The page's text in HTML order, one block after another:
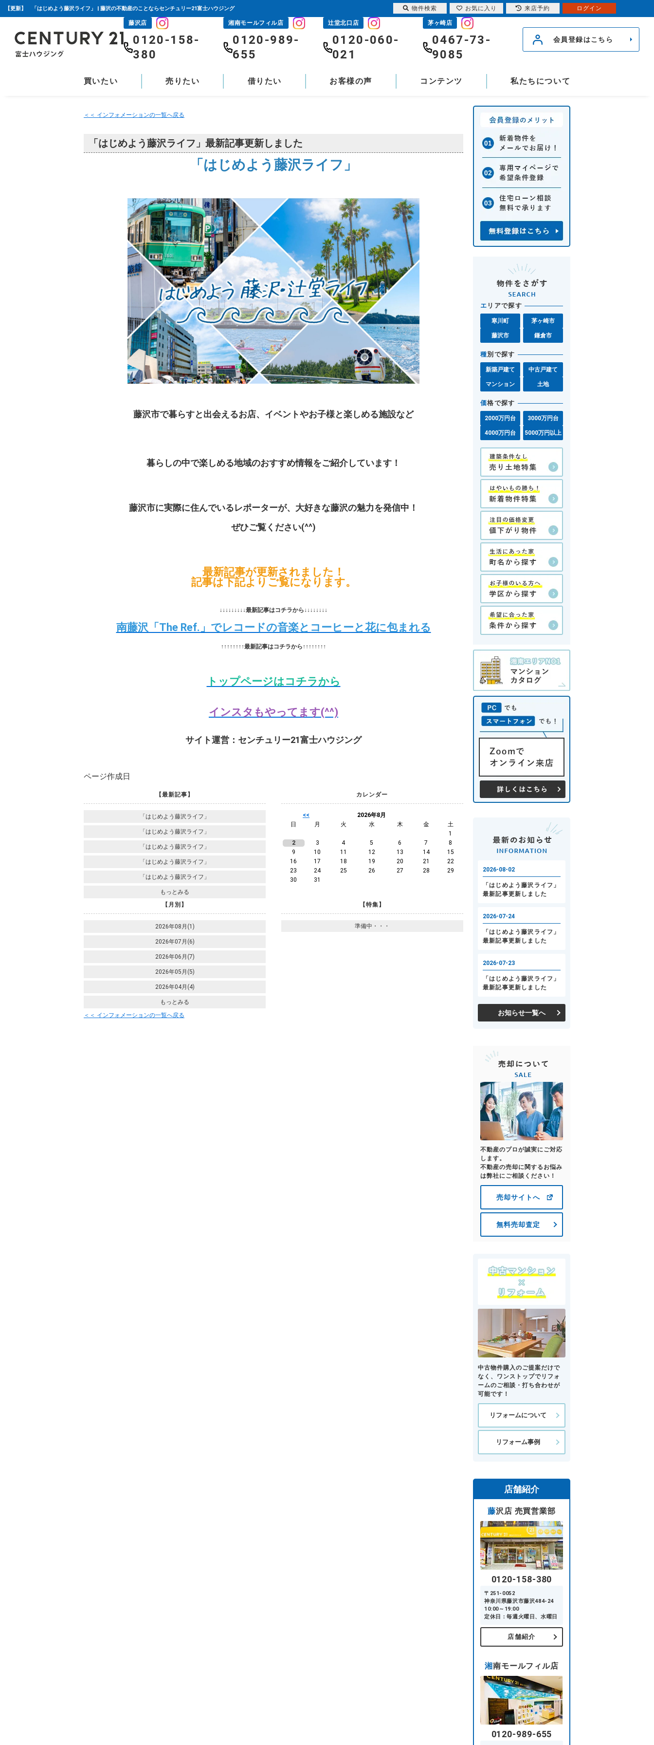
【更新】 「はじめよう藤沢ライフ」 | 藤沢の不動産のことならセンチュリー21富士ハウジング
藤沢店
0120-158-
380
湘南モールフィル店
0120-989-
655
辻堂北口店
0120-060-
021
茅ヶ崎店
0467-73-
9085
会員登録はこちら
買いたい 売りたい 借りたい お客様の声 コンテンツ 私たちについて
＜＜ インフォメーションの一覧へ戻る
「はじめよう藤沢ライフ」最新記事更新しました
「はじめよう藤沢ライフ」
藤沢市で暮らすと出会えるお店、イベントやお子様と楽しめる施設など
暮らしの中で楽しめる地域のおすすめ情報をご紹介しています！
藤沢市に実際に住んでいるレポーターが、大好きな藤沢の魅力を発信中！
ぜひご覧ください(^^)
最新記事が更新されました！
記事は下記よりご覧になります。
↓↓↓↓↓↓↓↓↓最新記事はコチラから↓↓↓↓↓↓↓↓
南藤沢「The Ref.」でレコードの音楽とコーヒーと花に包まれる
↑↑↑↑↑↑↑↑最新記事はコチラから↑↑↑↑↑↑↑↑
トップページはコチラから
インスタもやってます(^^)
サイト運営：センチュリー21富士ハウジング
ページ作成日
【最新記事】
「はじめよう藤沢ライフ」
「はじめよう藤沢ライフ」
「はじめよう藤沢ライフ」
「はじめよう藤沢ライフ」
「はじめよう藤沢ライフ」
もっとみる
カレンダー
<<
2026年8月
日
月 火 水 木 金
土
1
2
3 4 5 6 7
8
9
10 11 12 13 14
15
16
17 18 19 20 21
22
23
24 25 26 27 28
29
30
31
【月別】
2026年08月(1)
2026年07月(6)
2026年06月(7)
2026年05月(5)
2026年04月(4)
もっとみる
【特集】
準備中・・・
＜＜ インフォメーションの一覧へ戻る
エ リアで探す
寒川町 茅ヶ崎市
藤沢市 鎌倉市
種別で探す
新築戸建て 中古戸建て
マンション 土地
価格で探す
2000万円台 3000万円台
4000万円台 5000万円以上
お知らせ一覧へ
不動産のプロが誠実にご対応
します。
不動産の売却に関するお悩み
は弊社にご相談ください！
売却サイトへ
無料売却査定
中古物件購入のご提案だけで
なく、ワンストップでリフォ
ームのご相談・打ち合わせが
可能です！
リフォームについて
リフォーム事例
店舗紹介
藤沢店 売買営業部
0120-158-380
〒251-0052
神奈川県藤沢市藤沢484-24
10:00～19:00
定休日：毎週火曜日、水曜日
店舗紹介
湘南モールフィル店
0120-989-655
物件検索 お気に入り 来店予約 ログイン